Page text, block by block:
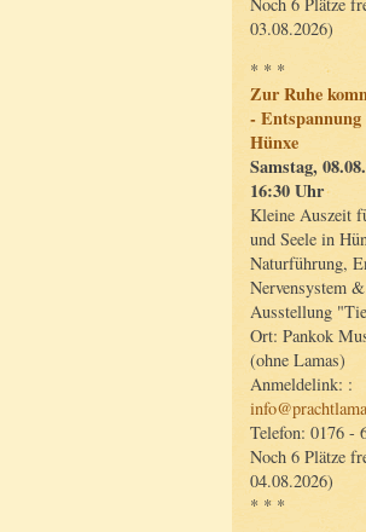
03.08.2026)
* * *
Zur Ruhe
-
Hünxe
Samstag,
16:30 Uhr
Kleine Auszeit
und Seele in
Naturführung,
Nervensystem
Ausstellung
Ort: Pankok
(ohne Lamas)
Anmeldelink: :
Telefon: 0176 -
Noch 6 Plätze
04.08.2026)
* * *